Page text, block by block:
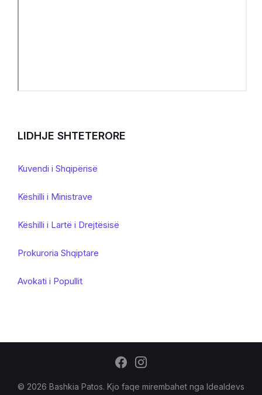
LIDHJE SHTETERORE
Kuvendi i Shqipërisë
Këshilli i Ministrave
Këshilli i Lartë i Drejtësisë
Prokuroria Shqiptare
Avokati i Popullit
© 2026 Bashkia Patos. Kjo faqe mirembahet nga Idealdevs